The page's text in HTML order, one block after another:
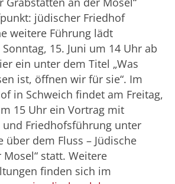
jüdischer Friedhof
weitere Führung lädt
15. Juni um 14 Uhr ab
ein unter dem Titel „Was
ist, öffnen wir für sie“. Im
in Schweich findet am Freitag,
15 Uhr ein Vortrag mit
Friedhofsführung unter
über dem Fluss – Jüdische
statt. Weitere
finden sich im